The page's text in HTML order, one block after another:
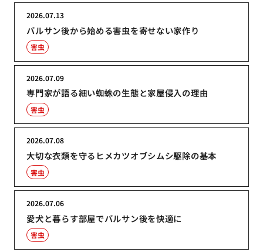
バルサン後から始める害虫を寄せない家作り
2026.07.13
害虫
専門家が語る細い蜘蛛の生態と家屋侵入の理由
2026.07.09
害虫
大切な衣類を守るヒメカツオブシムシ駆除の基本
2026.07.08
害虫
愛犬と暮らす部屋でバルサン後を快適に
2026.07.06
害虫